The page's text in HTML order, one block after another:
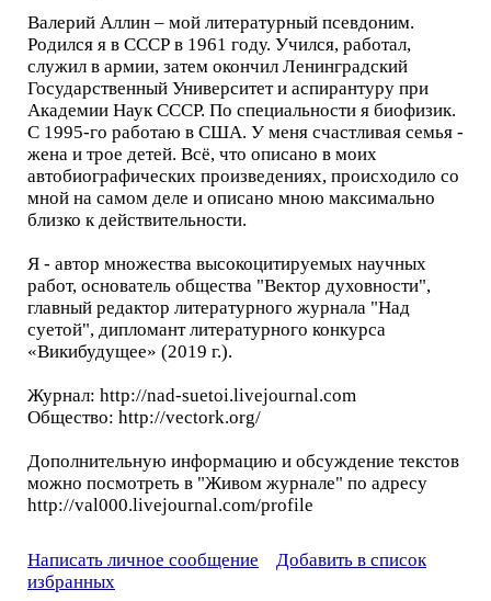
Валерий Аллин – мой литературный псевдоним.
Родился я в СССР в 1961 году. Учился, работал,
служил в армии, затем окончил Ленинградский
Государственный Университет и аспирантуру при
Академии Наук СССР. По специальности я биофизик.
С 1995-го работаю в США. У меня счастливая семья -
жена и трое детей. Всё, что описано в моих
автобиографических произведениях, происходило со
мной на самом деле и описано мною максимально
близко к действительности.
Я - автор множества высокоцитируемых научных
работ, основатель общества "Вектор духовности",
главный редактор литературного журнала "Над
суетой", дипломант литературного конкурса
«Викибудущее» (2019 г.).
Журнал: http://nad-suetoi.livejournal.com
Общество: http://vectork.org/
Дополнительную информацию и обсуждение текстов
можно посмотреть в "Живом журнале" по адресу
http://val000.livejournal.com/profile
Написать личное сообщение
Добавить в список
избранных